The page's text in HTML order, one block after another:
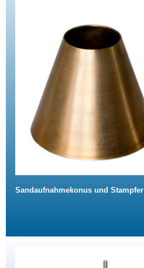
Sandaufnahmekonus und Stampfer